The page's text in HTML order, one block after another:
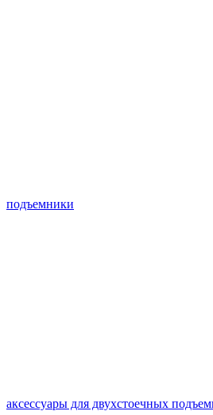
подъемники
аксессуары для двухстоечных